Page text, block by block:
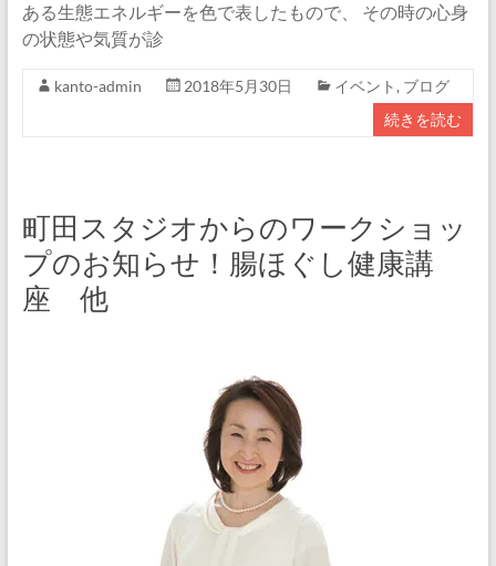
ある生態エネルギーを色で表したもので、 その時の心身
の状態や気質が診
kanto-admin 2018年5月30日 イベント , ブログ
続きを読む
町田スタジオからのワークショッ
プのお知らせ！腸ほぐし健康講
座 他